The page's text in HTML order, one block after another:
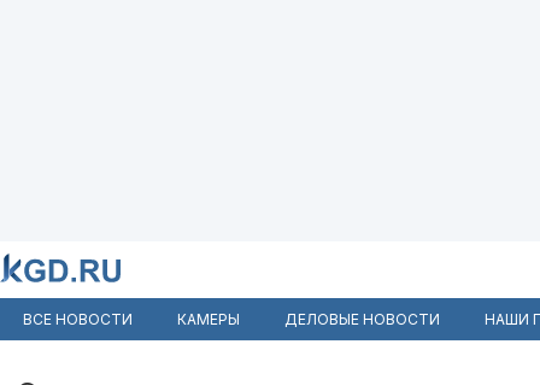
ВСЕ НОВОСТИ КАМЕРЫ ДЕЛОВЫЕ НОВОСТИ НАШИ